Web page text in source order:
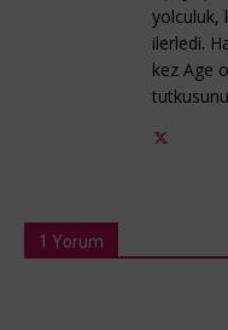
yolculuk,
ilerledi.
kez Age
1 Yorum